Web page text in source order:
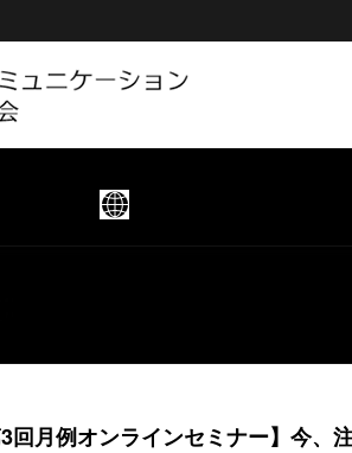
3回月例オンラインセミナー】今